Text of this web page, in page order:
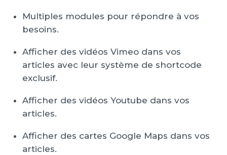
Multiples modules pour répondre à vos
besoins.
Afficher des vidéos Vimeo dans vos
articles avec leur système de shortcode
exclusif.
Afficher des vidéos Youtube dans vos
articles.
Afficher des cartes Google Maps dans vos
articles.